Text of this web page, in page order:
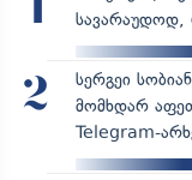
1
სავარაუდოდ,
2
სერგეი
მომხდარ
Telegram-